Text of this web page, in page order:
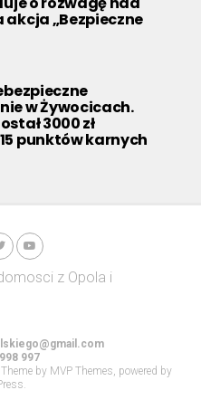
akcja „Bezpieczne
w Żywocicach.
3000 zł
punktów karnych
997
by MVP Themes, powered by